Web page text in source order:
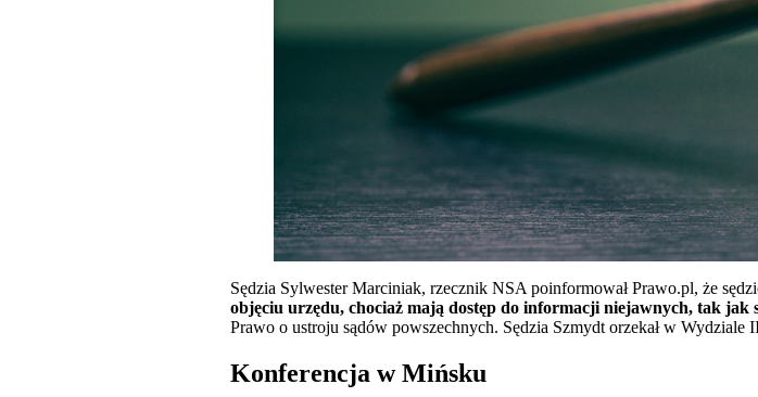
Sędzia Sylwester Marciniak, rzecznik NSA poinformował Prawo.pl, że
objęciu urzędu, chociaż mają dostęp do informacji niejawnych, tak jak
Prawo o ustroju sądów powszechnych. Sędzia Szmydt orzekał w
Konferencja w Mińsku